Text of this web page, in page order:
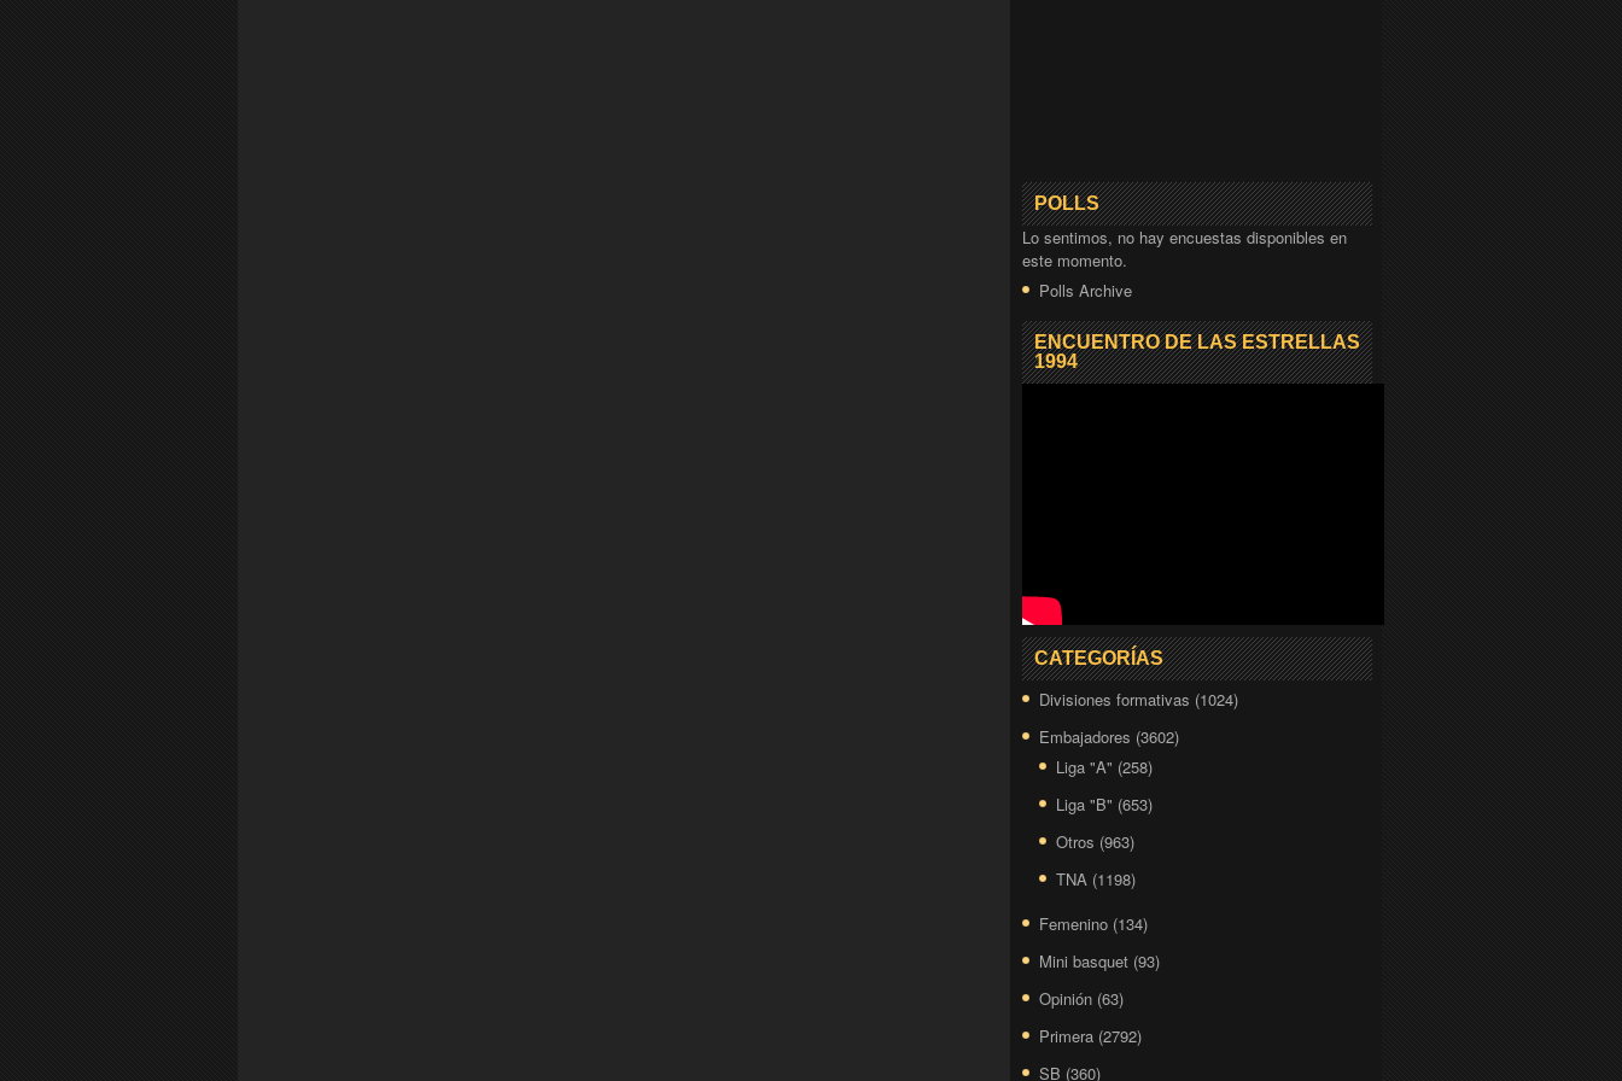
POLLS
Lo sentimos, no hay encuestas disponibles en
este momento.
Polls Archive
ENCUENTRO DE LAS ESTRELLAS
1994
CATEGORÍAS
Divisiones formativas (1024)
Embajadores (3602)
Liga "A" (258)
Liga "B" (653)
Otros (963)
TNA (1198)
Femenino (134)
Mini basquet (93)
Opinión (63)
Primera (2792)
SB (360)